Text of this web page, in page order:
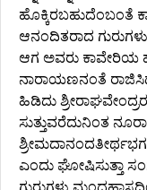
ಹೊಕ್ಕಿರಬಹುದೆಂಬಂತೆ
ಆನಂದಿತರಾದ
ಆಗ ಅವರು ಕಾವೇರಿಯ
ನಾರಾಯಣನಂತೆ
ಹಿಡಿದು
ಸುತ್ತುವರೆದುನಿಂತ
ಎಂದು ಘೋಷಿಸುತ್ತಾ
ಗುರುಗಳು